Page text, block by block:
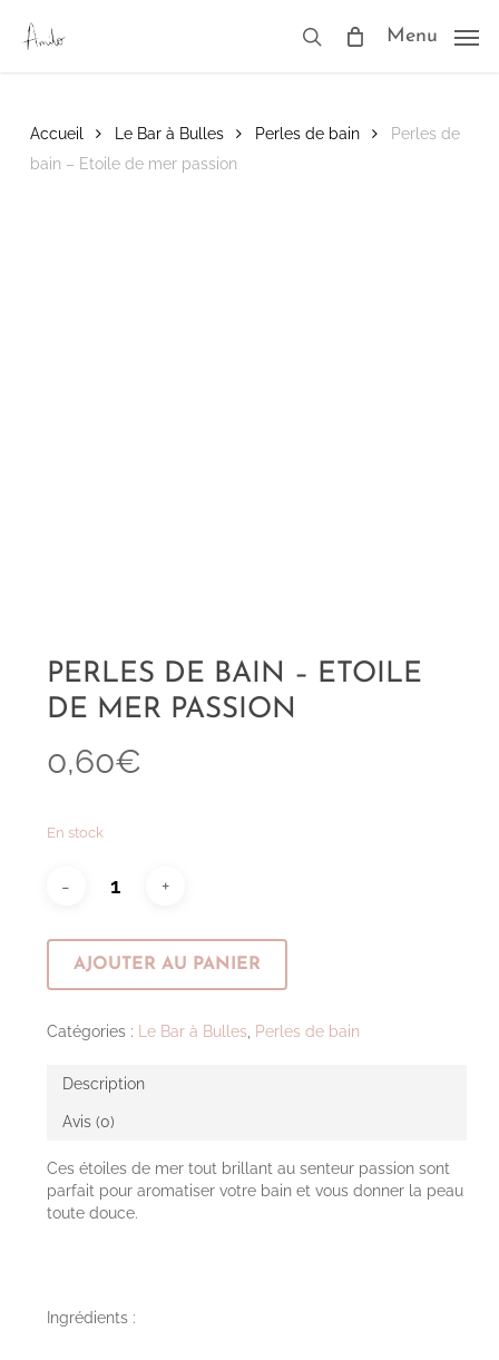
main
search
Menu
Accueil Le Bar à Bulles Perles de bain
Perles de
bain – Etoile de mer passion
PERLES DE BAIN – ETOILE
DE MER PASSION
0,60€
En stock
AJOUTER AU PANIER
Catégories : Le Bar à Bulles, Perles de bain
Description
Avis (0)
Ces étoiles de mer tout brillant au senteur passion sont
parfait pour aromatiser votre bain et vous donner la peau
toute douce.
Ingrédients :